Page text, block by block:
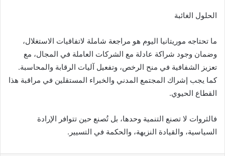
الحلول الغائبة
ما تحتاجه موريتانيا اليوم هو مراجعة شاملة لاتفاقيات الاستغلال،
وضمان وجود شراكة عادلة مع الشركات العاملة في المجال، مع
تعزيز الشفافية في منح الرخص، وتفعيل آليات الرقابة والمحاسبة.
كما يجب إشراك المجتمع المدني والخبراء المستقلين في مراقبة هذا
القطاع الحيوي.
فالثروات لا تصنع التنمية وحدها، بل تُصنع حين تتوافر الإرادة
السياسية، والقيادة النزيهة، والحكمة في التسيير.